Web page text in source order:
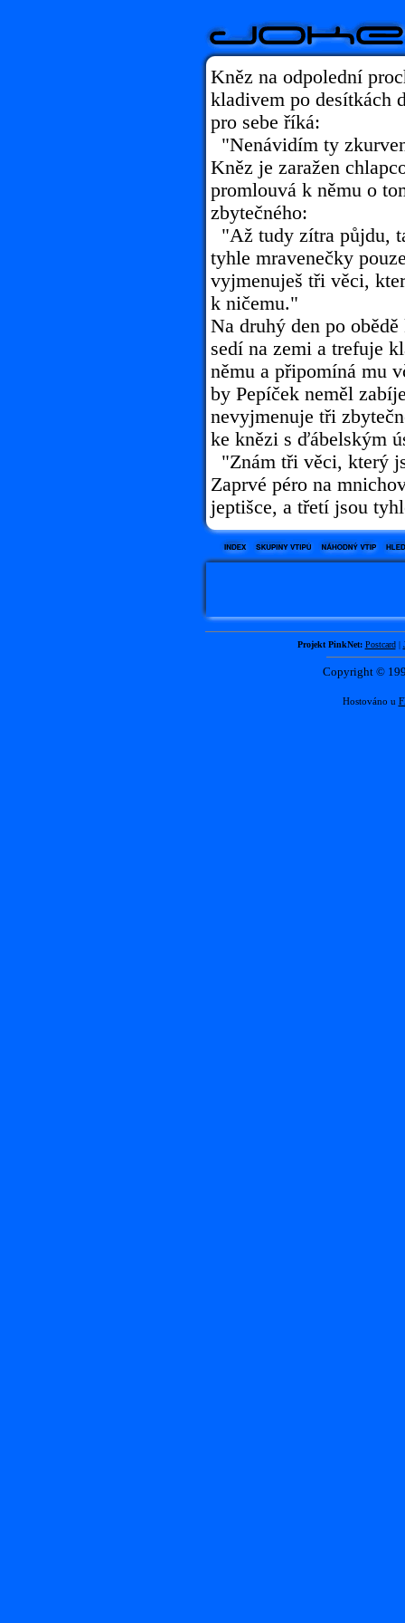
Kněz na odpolední
kladivem po desítkách
pro sebe říká:
"Nenávidím ty
Kněz je zaražen
promlouvá k němu o
zbytečného:
"Až tudy zítra půjdu,
tyhle mravenečky
vyjmenuješ tři věci,
k ničemu."
Na druhý den po
sedí na zemi a trefuje
němu a připomíná mu
by Pepíček neměl
nevyjmenuje tři
ke knězi s ďábelským
"Znám tři věci, který
Zaprvé péro na
jeptišce, a třetí jsou
Projekt PinkNet: Postcard|
Copyright ©
Hostováno u